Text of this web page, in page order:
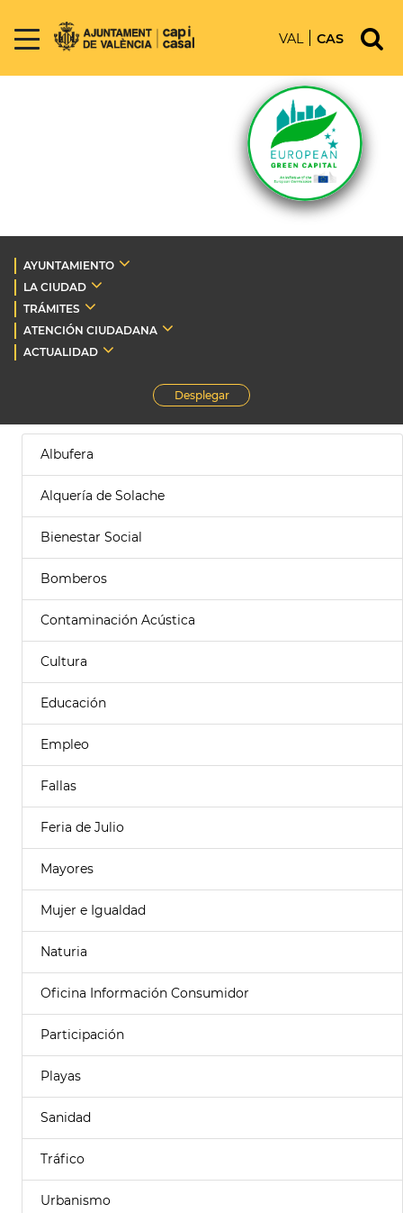
VAL CAS
AYUNTAMIENTO
LA CIUDAD
TRÁMITES
ATENCIÓN CIUDADANA
ACTUALIDAD
Desplegar
Albufera
Alquería de Solache
Bienestar Social
Bomberos
Contaminación Acústica
Cultura
Educación
Empleo
Fallas
Feria de Julio
Mayores
Mujer e Igualdad
Naturia
Oficina Información Consumidor
Participación
Playas
Sanidad
Tráfico
Urbanismo